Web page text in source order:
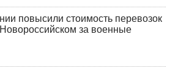
повысили стоимость перевозок
за военные